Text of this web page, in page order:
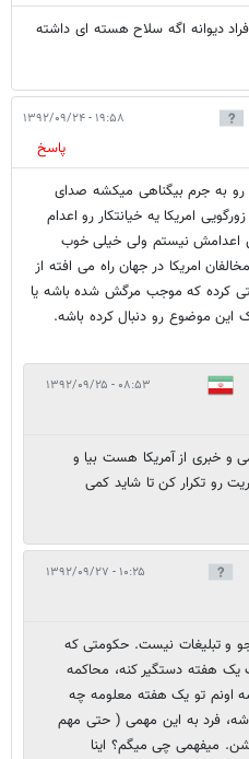
دیوانه اگه سلاح هسته ای داشته
۱۹:۵۸ - ۱۳۹۲/۰۹/۲۴
پاسخ
رو به جرم بیگناهی میکشه صدای
امریکا یه خیانتکار رو اعدام
اعدامش نیستم ولی خیلی خوب
امریکا در جهان راه می افته از
کرده که موجب مرگش شده باشه یا
این موضوع رو دنبال کرده باشه.
۰۸:۵۳ - ۱۳۹۲/۰۹/۲۵
خبری از آمریکا هست بیا و
رو تکرار کن تا شاید کمی
۱۰:۲۵ - ۱۳۹۲/۰۹/۲۷
جو و تبلیغات نیست. حکومتی که
هفته دستگیر کنه، محاکمه
اونم تو یک هفته معلومه چه
فرد به این مهمی ( حتی مهم
میفهمی چی میگم؟ اینا